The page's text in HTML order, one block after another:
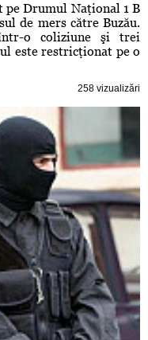
pe Drumul Naţional 1 B
de mers către Buzău.
o coliziune şi trei
este restricţionat pe o
258 vizualizări